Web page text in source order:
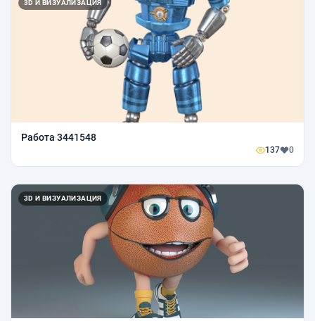
3D И ВИЗУАЛИЗАЦИЯ
Работа 3441548
137 0
3D И ВИЗУАЛИЗАЦИЯ